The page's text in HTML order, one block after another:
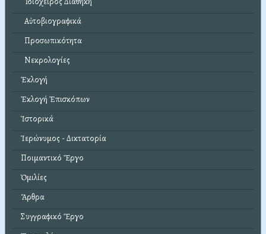
Αὐτοβιογραφικά
Προσωπικότητα
Νεκρολογίες
Ἐκλογή
Ἐκλογή Ἐπισκόπων
Ἱστορικά
Ἱερώνυμος - Δικτατορία
Ποιμαντικό Ἔργο
Ὁμιλίες
Ἄρθρα
Συγγραφικό Ἔργο